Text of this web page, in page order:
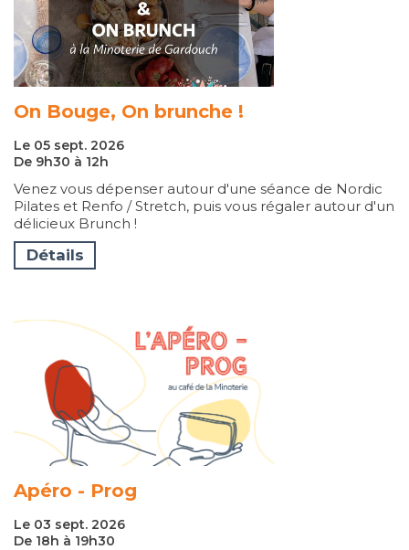
On Bouge, On brunche !
Le 05 sept. 2026
De 9h30 à 12h
Venez vous dépenser autour d'une séance de Nordic
Pilates et Renfo / Stretch, puis vous régaler autour d'un
délicieux Brunch !
Détails
Apéro - Prog
Le 03 sept. 2026
De 18h à 19h30